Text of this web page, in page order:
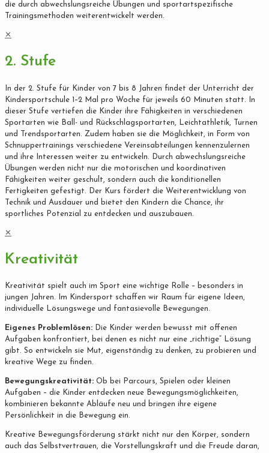
die durch abwechslungsreiche Übungen und sportartspezifische
Trainingsmethoden weiterentwickelt werden.
✕
2. Stufe
In der 2. Stufe für Kinder von 7 bis 8 Jahren findet der Unterricht der
Kindersportschule 1–2 Mal pro Woche für jeweils 60 Minuten statt. In
dieser Stufe vertiefen die Kinder ihre Fähigkeiten in verschiedenen
Sportarten wie Ball- und Rückschlagsportarten, Leichtathletik, Turnen
und Trendsportarten. Zudem haben sie die Möglichkeit, in Form von
Schnuppertrainings verschiedene Vereinsabteilungen kennenzulernen
und ihre Interessen weiter zu entwickeln. Durch abwechslungsreiche
Übungen werden nicht nur die motorischen und koordinativen
Fähigkeiten weiter geschult, sondern auch die konditionellen
Fertigkeiten gefestigt. Der Kurs fördert die Weiterentwicklung von
Technik und Ausdauer und bietet den Kindern die Chance, ihr
sportliches Potenzial zu entdecken und auszubauen.
✕
Kreativität
Kreativität spielt auch im Sport eine wichtige Rolle – besonders in
jungen Jahren. Im Kindersport schaffen wir Raum für eigene Ideen,
individuelle Lösungswege und fantasievolle Bewegungen.
Eigenes Problemlösen: Die Kinder werden bewusst mit offenen
Aufgaben konfrontiert, bei denen es nicht nur eine „richtige“ Lösung
gibt. So entwickeln sie Mut, eigenständig zu denken, zu probieren und
kreative Wege zu finden.
Bewegungskreativität: Ob bei Parcours, Spielen oder kleinen
Aufgaben – die Kinder entdecken neue Bewegungsmöglichkeiten,
kombinieren bekannte Abläufe neu und bringen ihre eigene
Persönlichkeit in die Bewegung ein.
Kreative Bewegungsförderung stärkt nicht nur den Körper, sondern
auch das Selbstvertrauen, die Vorstellungskraft und die Freude daran,